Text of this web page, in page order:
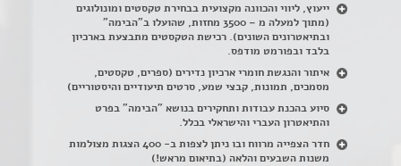
ייעוץ, ליווי והכוונה מקצועית בבחירת טקסטים ומונולוגים
(מתוך למעלה מ – 3500 מחזות, שהועלו ב"הבימה"
ובתיאטרונים השונים). רכישת הטקסטים מתבצעת בארכיון
בלבד ובפורמט מודפס.
איתור והנגשת חומרי ארכיון נדירים (ספרים, טקסטים,
מסמכים, תמונות, קבצי שמע, סרטים תיעודיים והיסטוריים)
סיוע בהכנת עבודות ותחקירים בנושא "הבימה" בפרט
והתיאטרון העברי והישראלי בכלל.
חדר הצפייה מרווח ובו ניתן לצפות ב- 400 הצגות מצולמות
משנות השבעים והלאה (בתיאום מראש!)